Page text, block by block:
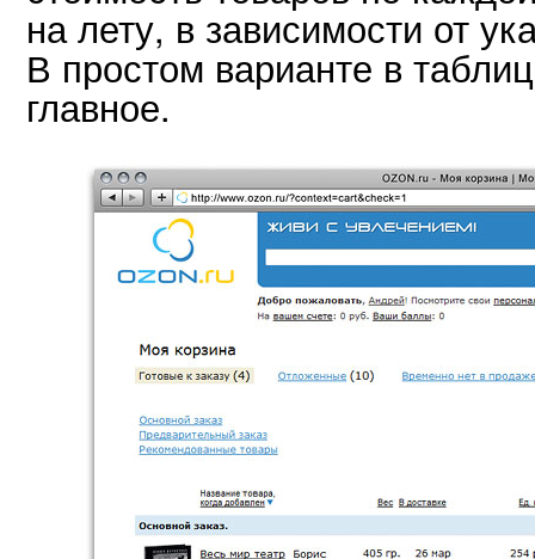
на лету, в зависимости от
В простом варианте в
главное.